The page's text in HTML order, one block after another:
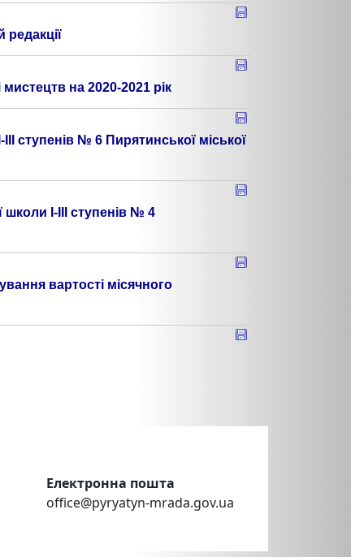
на 2020-2021 рік
ступенів № 6 Пирятинської міської
І-ІІІ ступенів № 4
вартості місячного
Електронна пошта
office@pyryatyn-mrada.gov.ua